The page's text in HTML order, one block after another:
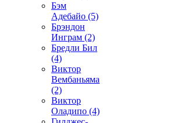
Бэм
Адебайо (5)
Брэндон
Инграм (2)
Бредли Бил
(4)
Виктор
Вембаньяма
(2)
Виктор
Оладипо (4)